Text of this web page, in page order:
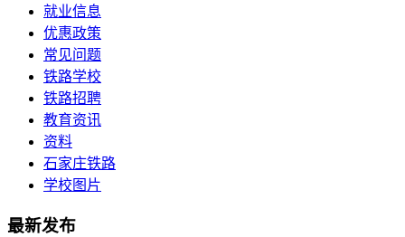
就业信息
优惠政策
常见问题
铁路学校
铁路招聘
教育资讯
资料
石家庄铁路
学校图片
最新发布